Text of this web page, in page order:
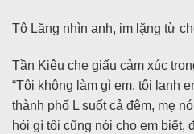
Tô Lăng nhìn anh, im lặng từ
Tần Kiêu che giấu cảm xúc
“Tôi không làm gì em, tôi lạnh
thành phố L suốt cả đêm, mẹ
hỏi gì tôi cũng nói cho em biết,